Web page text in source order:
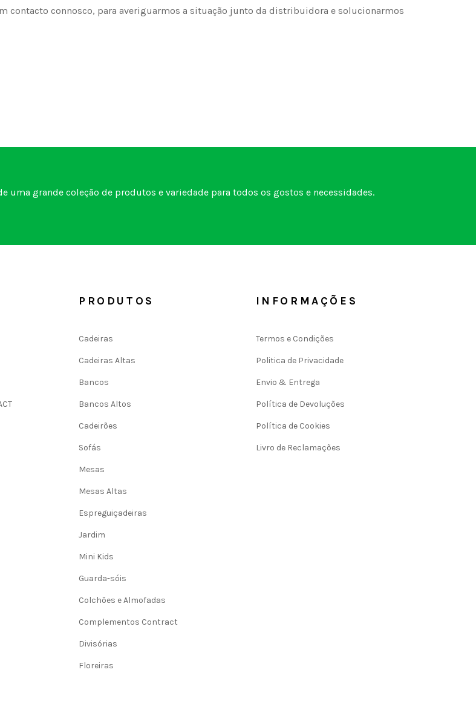
contacto connosco, para averiguarmos a situação junto da distribuidora e solucionarmos
uma grande coleção de produtos e variedade para todos os gostos e necessidades.
PRODUTOS
Cadeiras
Cadeiras Altas
Bancos
Bancos Altos
Cadeirões
Sofás
Mesas
Mesas Altas
Espreguiçadeiras
Jardim
Mini Kids
Guarda-sóis
Colchões e Almofadas
Complementos Contract
Divisórias
Floreiras
INFORMAÇÕES
Termos e Condições
Politica de Privacidade
Envio & Entrega
Política de Devoluções
Política de Cookies
Livro de Reclamações